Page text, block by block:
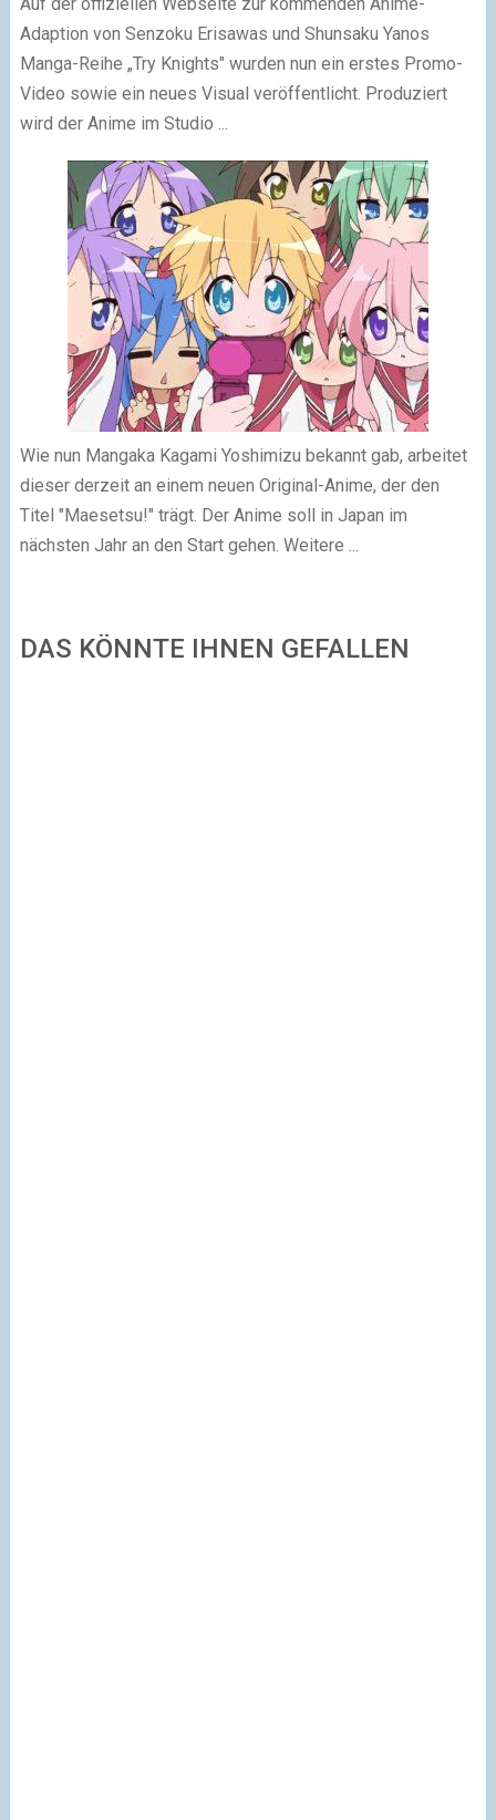
Adaption von Senzoku Erisawas und Shunsaku Yanos
Manga-Reihe „Try Knights" wurden nun ein erstes Promo-
Video sowie ein neues Visual veröffentlicht. Produziert
wird der Anime im Studio ...
Wie nun Mangaka Kagami Yoshimizu bekannt gab, arbeitet
dieser derzeit an einem neuen Original-Anime, der den
Titel "Maesetsu!" trägt. Der Anime soll in Japan im
nächsten Jahr an den Start gehen. Weitere ...
DAS KÖNNTE IHNEN GEFALLEN